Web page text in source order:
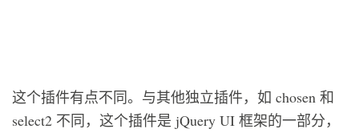
这个插件有点不同。与其他独立插件，如 chosen 和
select2 不同，这个插件是 jQuery UI 框架的一部分，